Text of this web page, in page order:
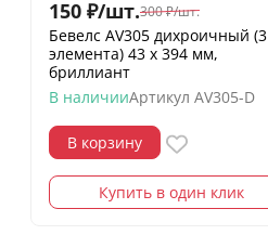
150 ₽/шт.300 ₽/шт.
Бевелс AV305 дихроичный (3
элемента) 43 х 394 мм,
бриллиант
В наличииАртикул AV305-D
В корзину
Купить в один клик